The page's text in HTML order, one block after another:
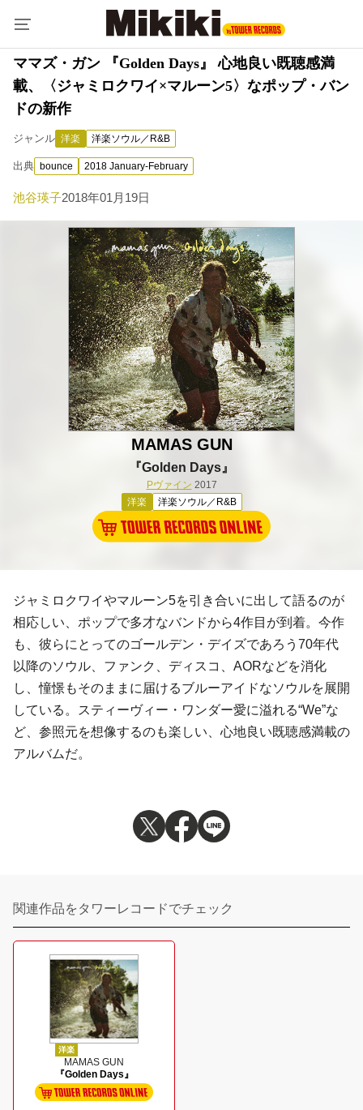
ママズ・ガン 『Golden Days』 心地良い既聴感満
載、〈ジャミロクワイ×マルーン5〉なポップ・バン
ドの新作
ジャンル 洋楽 洋楽ソウル／R&B
出典 bounce 2018 January-February
池谷瑛子2018年01月19日
MAMAS GUN
『Golden Days』
Pヴァイン 2017
洋楽
洋楽ソウル／R&B
ジャミロクワイやマルーン5を引き合いに出して語るのが
相応しい、ポップで多才なバンドから4作目が到着。今作
も、彼らにとってのゴールデン・デイズであろう70年代
以降のソウル、ファンク、ディスコ、AORなどを消化
し、憧憬もそのままに届けるブルーアイドなソウルを展開
している。スティーヴィー・ワンダー愛に溢れる“We”な
ど、参照元を想像するのも楽しい、心地良い既聴感満載の
アルバムだ。
関連作品をタワーレコードでチェック
洋楽
MAMAS GUN
『Golden Days』